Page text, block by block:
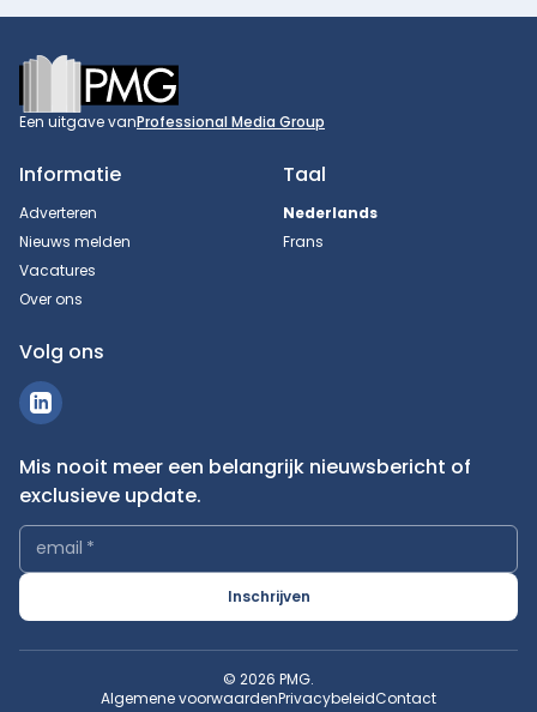
Footer
Een uitgave vanProfessional Media Group
Informatie
Adverteren
Nieuws melden
Vacatures
Over ons
Taal
Nederlands
Frans
Volg ons
Mis nooit meer een belangrijk nieuwsbericht of
exclusieve update.
email *
Inschrijven
© 2026 PMG.
Algemene voorwaardenPrivacybeleidContact